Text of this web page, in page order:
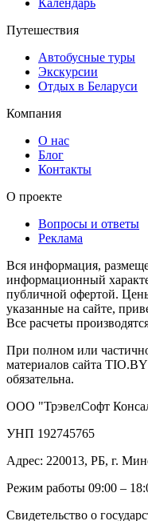
Путешествия
Автобусные туры
Экскурсии
Отдых в Беларуси
Компания
О нас
Блог
Контакты
О проекте
Вопросы и ответы
Реклама
Вся информация,
информационный
публичной офертой.
указанные на сайте,
Все расчеты
При полном или
материалов сайта
обязательна.
ООО "ТрэвелСофт
УНП 192745765
Адрес: 220013, РБ, г.
Режим работы 09:00 –
Свидетельство о